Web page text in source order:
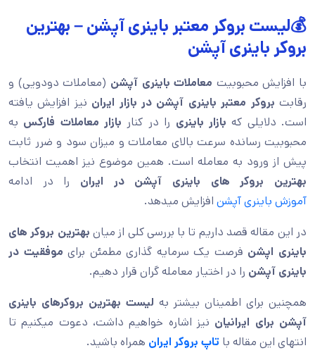
💰لیست بروکر معتبر باینری آپشن – بهترین
بروکر باینری آپشن
با افزایش محبوبیت معاملات باینری آپشن (معاملات دودویی) و
رقابت بروکر معتبر باینری آپشن در بازار ایران نیز افزایش یافته
است. دلایلی که بازار باینری را در کنار بازار معاملات فارکس به
محبوبیت رسانده سرعت بالای معاملات و میزان سود و ضرر ثابت
پیش از ورود به معامله است. همین موضوع نیز اهمیت انتخاب
بهترین بروکر های باینری آپشن در ایران را در ادامه
آموزش باینری آپشن افزایش میدهد.
در این مقاله قصد داریم تا با بررسی کلی از میان بهترین بروکر های
باینری اپشن فرصت یک سرمایه گذاری مطمئن برای موفقیت در
باینری آپشن را در اختیار معامله گران قرار دهیم.
همچنین برای اطمینان بیشتر به لیست بهترین بروکرهای باینری
آپشن برای ایرانیان نیز اشاره خواهیم داشت، دعوت میکنیم تا
انتهای این مقاله با تاپ بروکر ایران همراه باشید.